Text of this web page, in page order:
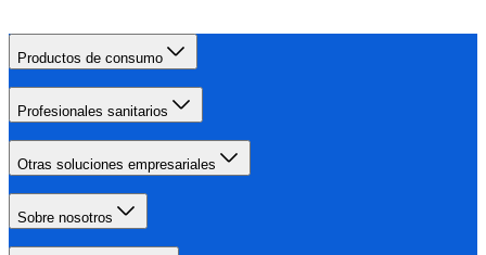
Productos de consumo
Profesionales sanitarios
Otras soluciones empresariales
Sobre nosotros